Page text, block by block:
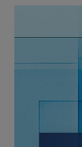
Din 21 octombrie